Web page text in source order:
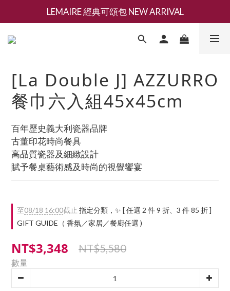
新會員募集現領抵用千元購物金
LEMAIRE 經典可頌包 NEW ARRIVAL
香氛 / 家居 / 餐廚 [ 全館折上兩件9折，三件享85折 】
[La Double J] AZZURRO
餐巾六入組45x45cm
百年歷史義大利瓷器品牌
古董印花時尚餐具
高品質瓷器及細緻設計
賦予餐桌藝術感及時尚的視覺饗宴
至08/18 16:00截止 指定分類，✨ [ 任選 2 件 9 折、3 件 85 折 ]
GIFT GUIDE（ 香氛／家居／餐廚任選 )
NT$3,348 NT$5,580
數量